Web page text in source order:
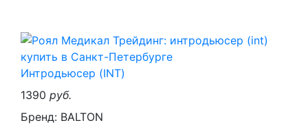
Интродьюсер (INT)
1390 руб.
Бренд: BALTON